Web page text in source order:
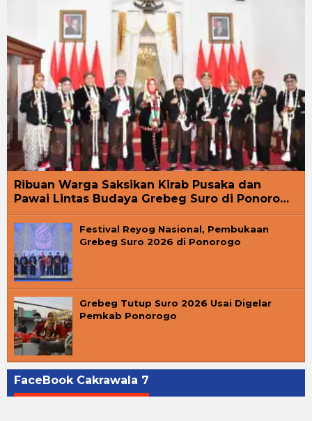
Ribuan Warga Saksikan Kirab Pusaka dan
Pawai Lintas Budaya Grebeg Suro di Ponoro…
Festival Reyog Nasional, Pembukaan
Grebeg Suro 2026 di Ponorogo
Grebeg Tutup Suro 2026 Usai Digelar
Pemkab Ponorogo
FaceBook Cakrawala 7